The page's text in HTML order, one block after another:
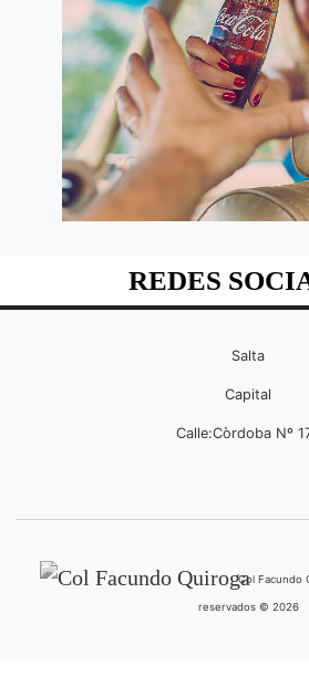
REDES
Salta
Capital
Calle:Còrdoba Nº
Col Facundo
reservados © 2026